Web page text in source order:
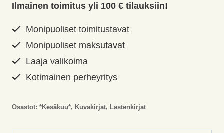
Ilon
määrä
Ilmainen toimitus yli 100 € tilauksiin!
Monipuoliset toimitustavat
Monipuoliset maksutavat
Laaja valikoima
Kotimainen perheyritys
Osastot: *Kesäkuu*, Kuvakirjat, Lastenkirjat